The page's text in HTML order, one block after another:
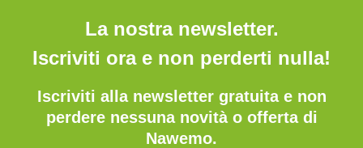
La nostra newsletter.
Iscriviti ora e non perderti nulla!
Iscriviti alla newsletter gratuita e non
perdere nessuna novità o offerta di
Nawemo.